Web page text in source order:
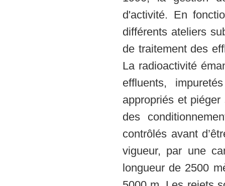
d'activité. En
différents ateliers
de traitement des
La radioactivité
effluents,
appropriés et
des
contrôlés avant
vigueur, par une
longueur de 2500